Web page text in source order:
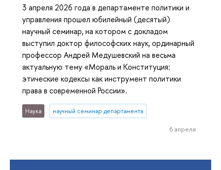
3 апреля 2026 года в департаменте политики и
управления прошел юбилейный (десятый)
научный семинар, на котором с докладом
выступил доктор философских наук, ординарный
профессор Андрей Медушевский на весьма
актуальную тему «Мораль и Конституция:
этические кодексы как инструмент политики
права в современной России».
Наука научный семинар департамента
6 апреля